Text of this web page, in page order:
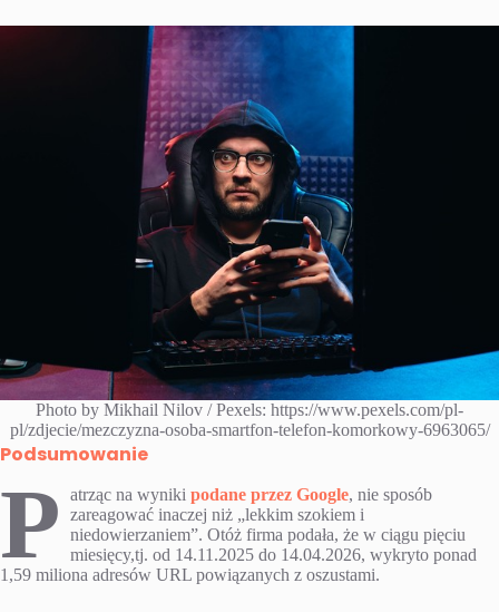
Photo by Mikhail Nilov / Pexels: https://www.pexels.com/pl-
pl/zdjecie/mezczyzna-osoba-smartfon-telefon-komorkowy-6963065/
Podsumowanie
P atrząc na wyniki podane przez Google, nie sposób
zareagować inaczej niż „lekkim szokiem i
niedowierzaniem”. Otóż firma podała, że w ciągu pięciu
miesięcy,tj. od 14.11.2025 do 14.04.2026, wykryto ponad
1,59 miliona adresów URL powiązanych z oszustami.